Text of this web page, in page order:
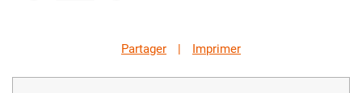
Partager | Imprimer